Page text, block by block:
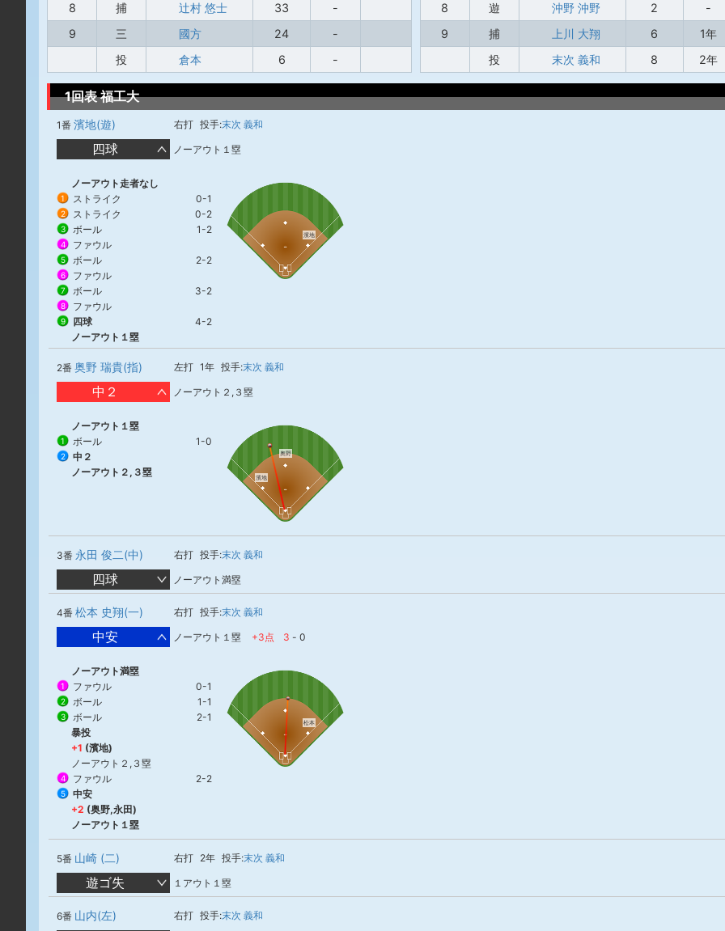
8
捕 辻村 悠士 33
-
9
三 國方 24
-
投
倉本 6 -
8
遊 沖野 沖野 2
-
9
捕 上川 大翔 6
1年
投
末次 義和 8 2年
1回表 福工大
1番 濱地(遊) 右打 投手:末次 義和
四球 ノーアウト１塁
ノーアウト走者なし
1 ストライク 0-1
2 ストライク 0-2
3 ボール 1-2
4 ファウル
5 ボール 2-2
6 ファウル
7 ボール 3-2
8 ファウル
9 四球
4-2
ノーアウト１塁
濱地
2番 奥野 瑞貴(指) 左打 1年 投手:末次 義和
中２ ノーアウト２,３塁
ノーアウト１塁
1 ボール 1-0
2
中２
ノーアウト２,３塁
濱地
奥野
3番 永田 俊二(中) 右打 投手:末次 義和
四球 ノーアウト満塁
4番 松本 史翔(一) 右打 投手:末次 義和
中安 ノーアウト１塁 +3点 3 - 0
ノーアウト満塁
1 ファウル 0-1
2 ボール 1-1
3 ボール
2-1
暴投
+1 (濱地)
ノーアウト２,３塁
4 ファウル 2-2
5
中安
+2 (奥野,永田)
ノーアウト１塁
松本
5番 山崎 (二) 右打 2年 投手:末次 義和
遊ゴ失 １アウト１塁
6番 山内(左) 右打 投手:末次 義和